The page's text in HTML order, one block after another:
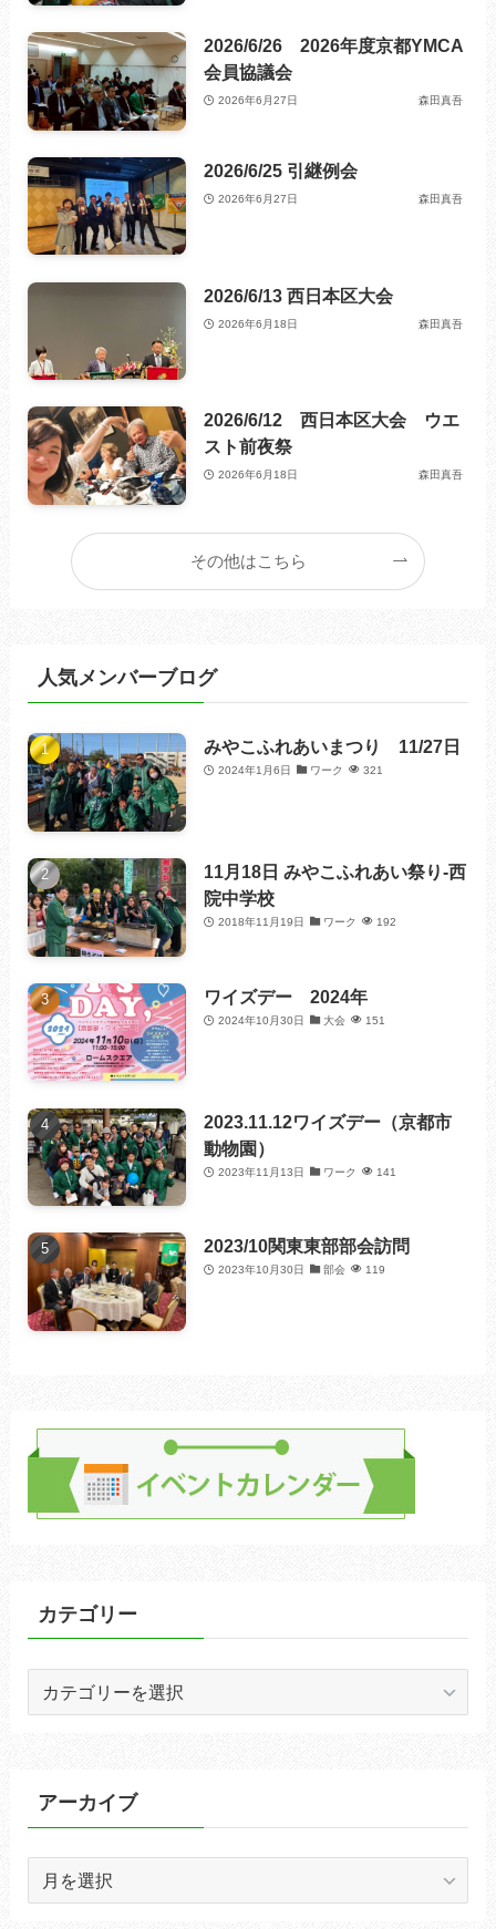
2026/6/26 2026年度京都YMCA
会員協議会
2026年6月27日 森田真吾
2026/6/25 引継例会
2026年6月27日 森田真吾
2026/6/13 西日本区大会
2026年6月18日 森田真吾
2026/6/12 西日本区大会 ウエ
スト前夜祭
2026年6月18日 森田真吾
その他はこちら
人気メンバーブログ
みやこふれあいまつり 11/27日
2024年1月6日 ワーク 321
11月18日 みやこふれあい祭り-西
院中学校
2018年11月19日 ワーク 192
ワイズデー 2024年
2024年10月30日 大会 151
2023.11.12ワイズデー（京都市
動物園）
2023年11月13日 ワーク 141
2023/10関東東部部会訪問
2023年10月30日 部会 119
カテゴリー
ーアーカイブ